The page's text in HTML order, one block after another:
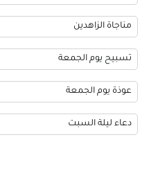
مناجاة الزاهدين
تسبيح يوم الجمعة
عوذة يوم الجمعة
دعاء ليلة السبت